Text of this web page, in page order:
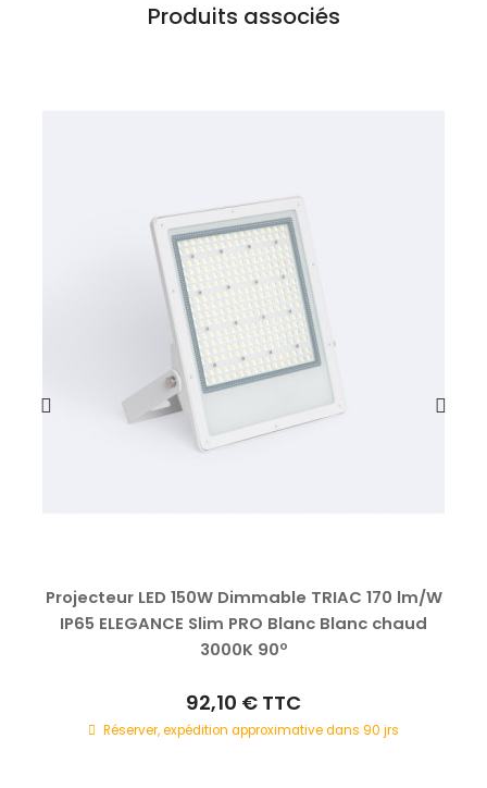
Produits associés
Projecteur LED 150W Dimmable TRIAC 170 lm/W
IP65 ELEGANCE Slim PRO Blanc Blanc chaud
3000K 90º
92,10 € TTC
Réserver, expédition approximative dans 90 jrs